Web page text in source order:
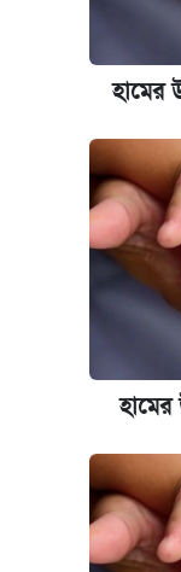
হামের